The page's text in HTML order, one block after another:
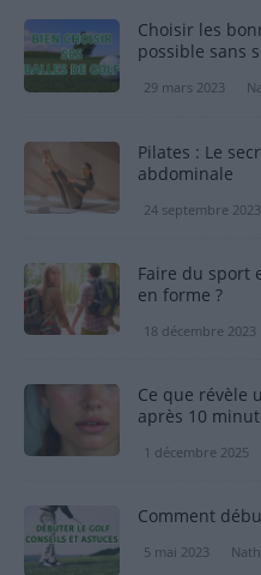
Choisir les
possible sans
29 mars 2023
Pilates : Le
abdominale
24 septembre 2023
Faire du sport
en forme ?
18 décembre 2023
Ce que révèle
après 10
1 décembre 2025
Comment
5 mai 2023